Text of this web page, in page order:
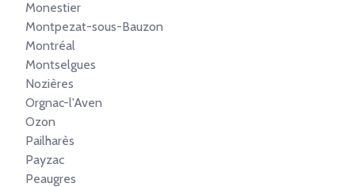
Monestier
Montpezat-sous-Bauzon
Montréal
Montselgues
Nozières
Orgnac-l'Aven
Ozon
Pailharès
Payzac
Peaugres